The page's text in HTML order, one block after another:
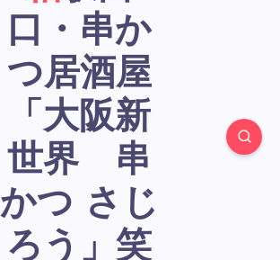
口・串か
つ居酒屋
「大阪新
世界 串
かつ さじ
ろう」笑